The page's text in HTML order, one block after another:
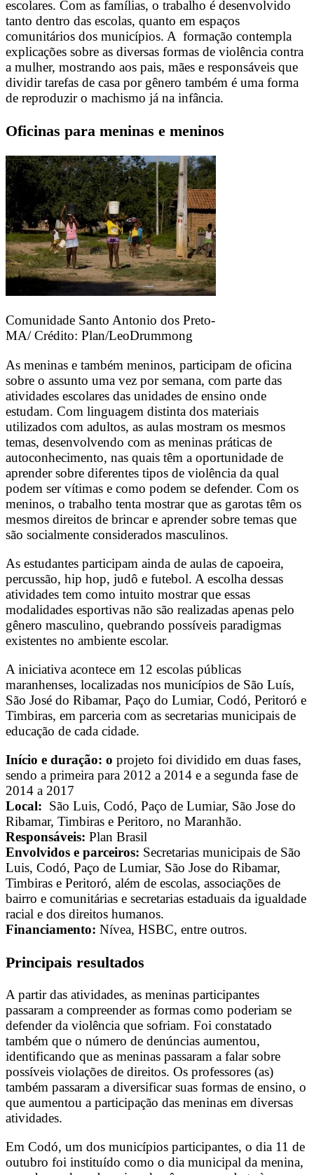
escolares. Com as famílias, o trabalho é desenvolvido
tanto dentro das escolas, quanto em espaços
comunitários dos municípios. A formação contempla
explicações sobre as diversas formas de violência contra
a mulher, mostrando aos pais, mães e responsáveis que
dividir tarefas de casa por gênero também é uma forma
de reproduzir o machismo já na infância.
Oficinas para meninas e meninos
Comunidade Santo Antonio dos Preto-
MA/ Crédito: Plan/LeoDrummong
As meninas e também meninos, participam de oficina
sobre o assunto uma vez por semana, com parte das
atividades escolares das unidades de ensino onde
estudam. Com linguagem distinta dos materiais
utilizados com adultos, as aulas mostram os mesmos
temas, desenvolvendo com as meninas práticas de
autoconhecimento, nas quais têm a oportunidade de
aprender sobre diferentes tipos de violência da qual
podem ser vítimas e como podem se defender. Com os
meninos, o trabalho tenta mostrar que as garotas têm os
mesmos direitos de brincar e aprender sobre temas que
são socialmente considerados masculinos.
As estudantes participam ainda de aulas de capoeira,
percussão, hip hop, judô e futebol. A escolha dessas
atividades tem como intuito mostrar que essas
modalidades esportivas não são realizadas apenas pelo
gênero masculino, quebrando possíveis paradigmas
existentes no ambiente escolar.
A iniciativa acontece em 12 escolas públicas
maranhenses, localizadas nos municípios de São Luís,
São José do Ribamar, Paço do Lumiar, Codó, Peritoró e
Timbiras, em parceria com as secretarias municipais de
educação de cada cidade.
Início e duração: o projeto foi dividido em duas fases,
sendo a primeira para 2012 a 2014 e a segunda fase de
2014 a 2017
Local: São Luis, Codó, Paço de Lumiar, São Jose do
Ribamar, Timbiras e Peritoro, no Maranhão.
Responsáveis: Plan Brasil
Envolvidos e parceiros: Secretarias municipais de São
Luis, Codó, Paço de Lumiar, São Jose do Ribamar,
Timbiras e Peritoró, além de escolas, associações de
bairro e comunitárias e secretarias estaduais da igualdade
racial e dos direitos humanos.
Financiamento: Nívea, HSBC, entre outros.
Principais resultados
A partir das atividades, as meninas participantes
passaram a compreender as formas como poderiam se
defender da violência que sofriam. Foi constatado
também que o número de denúncias aumentou,
identificando que as meninas passaram a falar sobre
possíveis violações de direitos. Os professores (as)
também passaram a diversificar suas formas de ensino, o
que aumentou a participação das meninas em diversas
atividades.
Em Codó, um dos municípios participantes, o dia 11 de
outubro foi instituído como o dia municipal da menina,